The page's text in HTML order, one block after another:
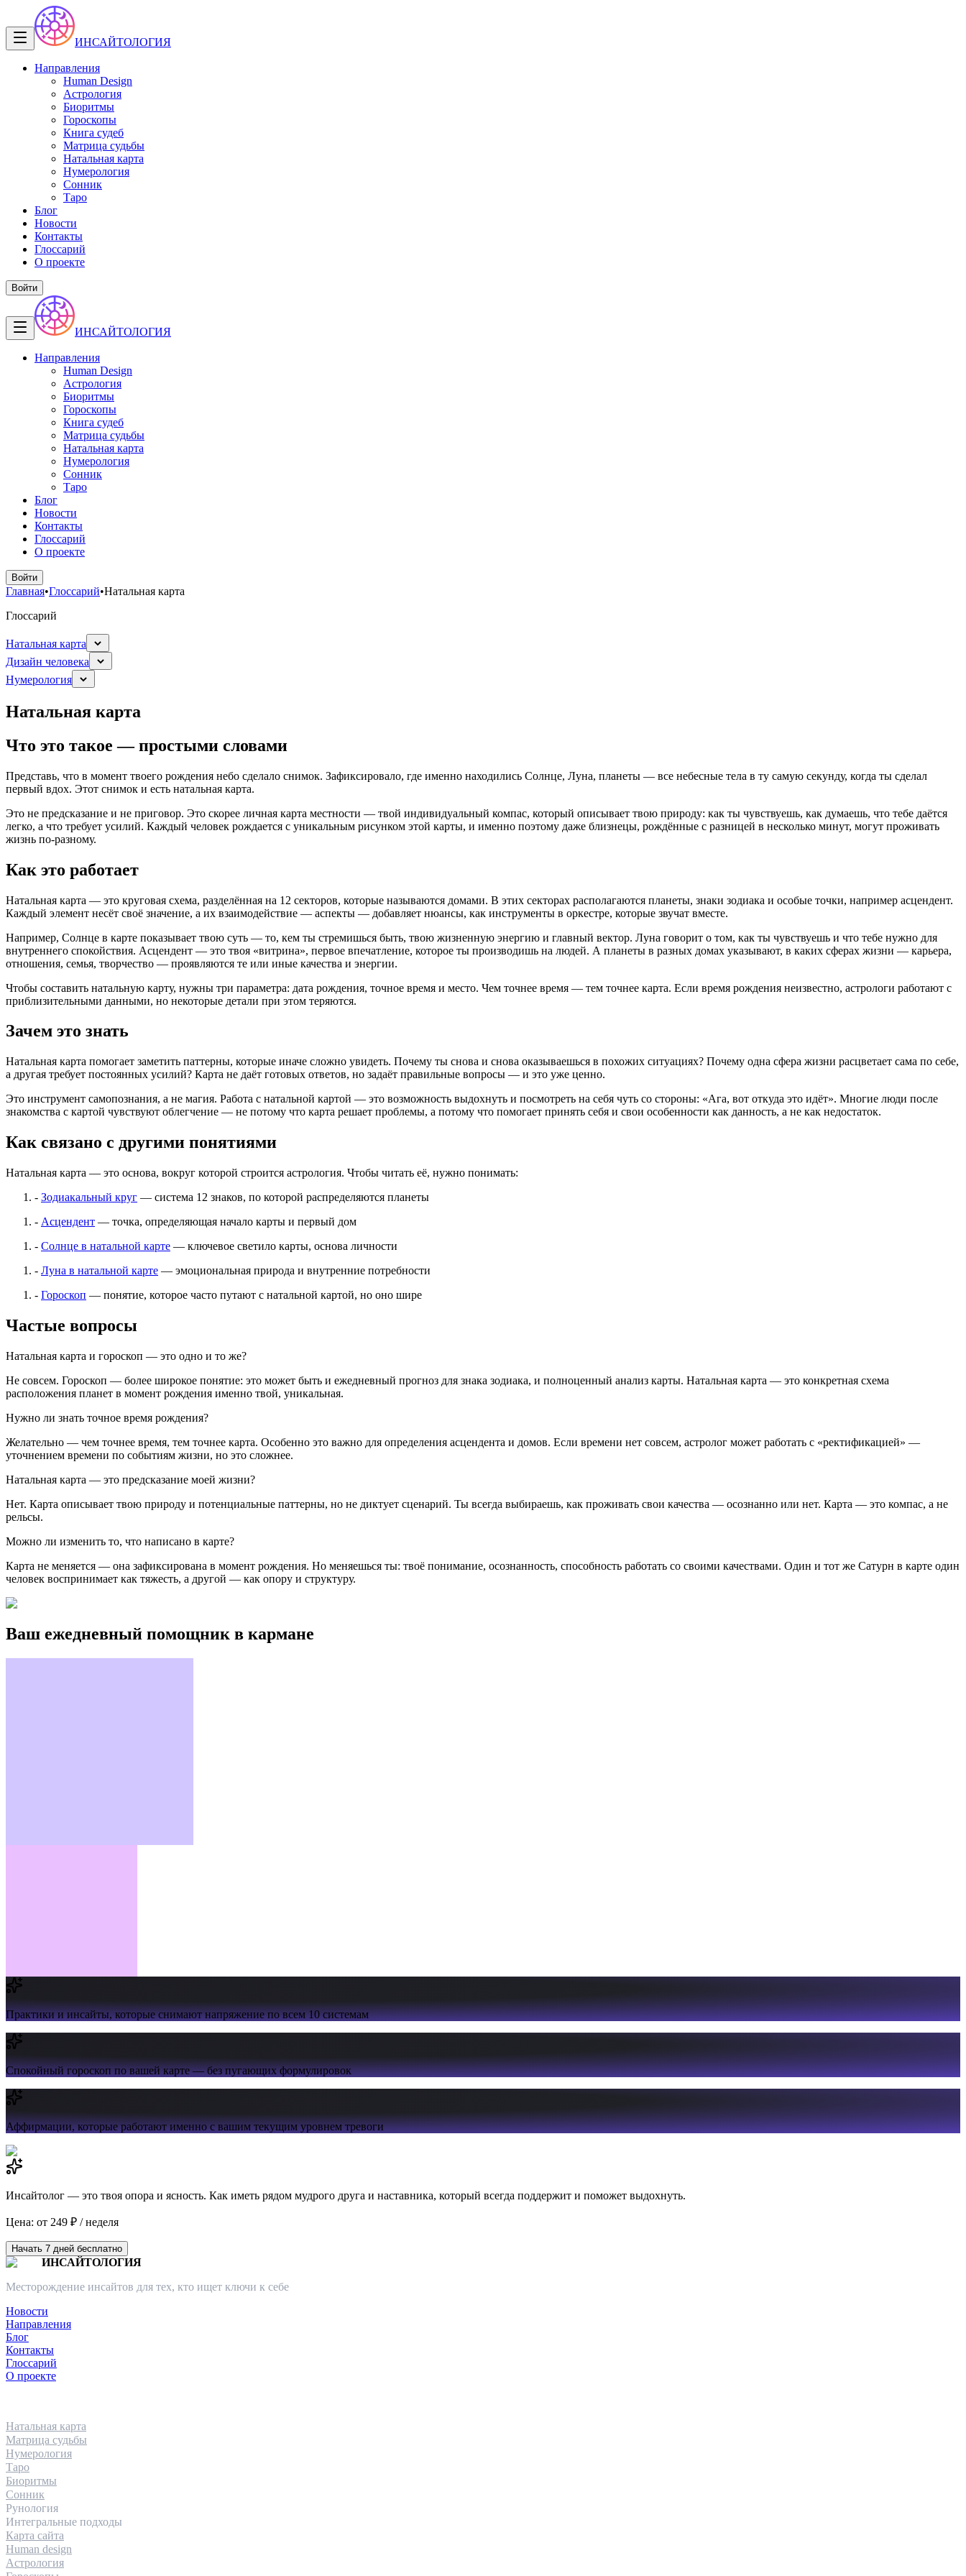
ИНСАЙТОЛОГИЯ
Направления
Human Design
Астрология
Биоритмы
Гороскопы
Книга судеб
Матрица судьбы
Натальная карта
Нумерология
Сонник
Таро
Блог
Новости
Контакты
Глоссарий
О проекте
Войти
ИНСАЙТОЛОГИЯ
Направления
Human Design
Астрология
Биоритмы
Гороскопы
Книга судеб
Матрица судьбы
Натальная карта
Нумерология
Сонник
Таро
Блог
Новости
Контакты
Глоссарий
О проекте
Войти
Главная•Глоссарий•Натальная карта
Глоссарий
Натальная карта
Дизайн человека
Нумерология
Натальная карта
Что это такое — простыми словами
Представь, что в момент твоего рождения небо сделало снимок. Зафиксировало, где именно находились Солнце, Луна, планеты — все небесные тела в ту самую секунду, когда ты сделал
первый вдох. Этот снимок и есть натальная карта.
Это не предсказание и не приговор. Это скорее личная карта местности — твой индивидуальный компас, который описывает твою природу: как ты чувствуешь, как думаешь, что тебе даётся
легко, а что требует усилий. Каждый человек рождается с уникальным рисунком этой карты, и именно поэтому даже близнецы, рождённые с разницей в несколько минут, могут проживать
жизнь по-разному.
Как это работает
Натальная карта — это круговая схема, разделённая на 12 секторов, которые называются домами. В этих секторах располагаются планеты, знаки зодиака и особые точки, например асцендент.
Каждый элемент несёт своё значение, а их взаимодействие — аспекты — добавляет нюансы, как инструменты в оркестре, которые звучат вместе.
Например, Солнце в карте показывает твою суть — то, кем ты стремишься быть, твою жизненную энергию и главный вектор. Луна говорит о том, как ты чувствуешь и что тебе нужно для
внутреннего спокойствия. Асцендент — это твоя «витрина», первое впечатление, которое ты производишь на людей. А планеты в разных домах указывают, в каких сферах жизни — карьера,
отношения, семья, творчество — проявляются те или иные качества и энергии.
Чтобы составить натальную карту, нужны три параметра: дата рождения, точное время и место. Чем точнее время — тем точнее карта. Если время рождения неизвестно, астрологи работают с
приблизительными данными, но некоторые детали при этом теряются.
Зачем это знать
Натальная карта помогает заметить паттерны, которые иначе сложно увидеть. Почему ты снова и снова оказываешься в похожих ситуациях? Почему одна сфера жизни расцветает сама по себе,
а другая требует постоянных усилий? Карта не даёт готовых ответов, но задаёт правильные вопросы — и это уже ценно.
Это инструмент самопознания, а не магия. Работа с натальной картой — это возможность выдохнуть и посмотреть на себя чуть со стороны: «Ага, вот откуда это идёт». Многие люди после
знакомства с картой чувствуют облегчение — не потому что карта решает проблемы, а потому что помогает принять себя и свои особенности как данность, а не как недостаток.
Как связано с другими понятиями
Натальная карта — это основа, вокруг которой строится астрология. Чтобы читать её, нужно понимать:
- Зодиакальный круг — система 12 знаков, по которой распределяются планеты
- Асцендент — точка, определяющая начало карты и первый дом
- Солнце в натальной карте — ключевое светило карты, основа личности
- Луна в натальной карте — эмоциональная природа и внутренние потребности
- Гороскоп — понятие, которое часто путают с натальной картой, но оно шире
Частые вопросы
Натальная карта и гороскоп — это одно и то же?
Не совсем. Гороскоп — более широкое понятие: это может быть и ежедневный прогноз для знака зодиака, и полноценный анализ карты. Натальная карта — это конкретная схема
расположения планет в момент рождения именно твой, уникальная.
Нужно ли знать точное время рождения?
Желательно — чем точнее время, тем точнее карта. Особенно это важно для определения асцендента и домов. Если времени нет совсем, астролог может работать с «ректификацией» —
уточнением времени по событиям жизни, но это сложнее.
Натальная карта — это предсказание моей жизни?
Нет. Карта описывает твою природу и потенциальные паттерны, но не диктует сценарий. Ты всегда выбираешь, как проживать свои качества — осознанно или нет. Карта — это компас, а не
рельсы.
Можно ли изменить то, что написано в карте?
Карта не меняется — она зафиксирована в момент рождения. Но меняешься ты: твоё понимание, осознанность, способность работать со своими качествами. Один и тот же Сатурн в карте один
человек воспринимает как тяжесть, а другой — как опору и структуру.
Ваш ежедневный помощник в кармане
Практики и инсайты,которые снимают напряжение по всем 10 системам
Спокойный гороскоппо вашей карте — без пугающих формулировок
Аффирмации,которые работают именно с вашим текущим уровнем тревоги
Инсайтолог — это твоя опора и ясность. Как иметь рядом мудрого друга и наставника, который всегда поддержит и поможет выдохнуть.
Цена: от 249 ₽ / неделя
Начать 7 дней бесплатно
ИНСАЙТОЛОГИЯ
Месторождение инсайтов для тех, кто ищет ключи к себе
Новости
Направления
Блог
Контакты
Глоссарий
О проекте
Натальная карта
Матрица судьбы
Нумерология
Таро
Биоритмы
Сонник
Рунология
Интегральные подходы
Карта сайта
Human design
Астрология